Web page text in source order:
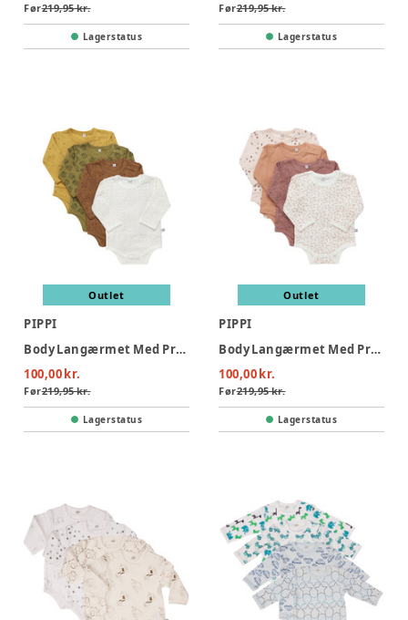
Før219,95 kr.
Lagerstatus
Før219,95 kr.
Lagerstatus
Outlet
PIPPI
Body Langærmet Med Print 4-Pak - 384
100,00 kr.
Før219,95 kr.
Lagerstatus
Outlet
PIPPI
Body Langærmet Med Print 4-Pak - 433
100,00 kr.
Før219,95 kr.
Lagerstatus